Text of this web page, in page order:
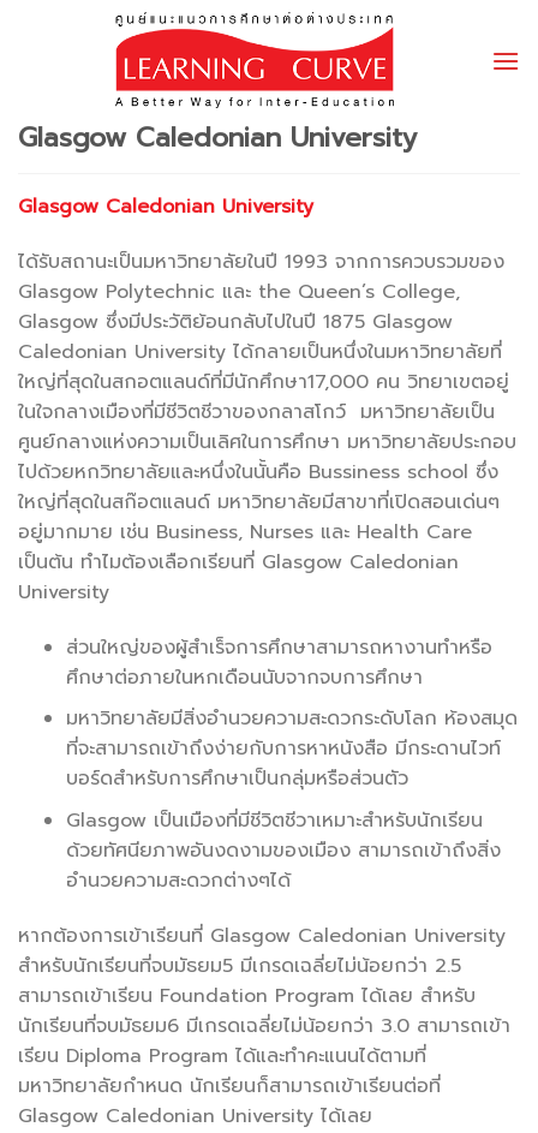
Glasgow Caledonian University
Glasgow Caledonian University
ได้รับสถานะเป็นมหาวิทยาลัยในปี 1993 จากการควบรวมของ
Glasgow Polytechnic และ the Queen’s College,
Glasgow ซึ่งมีประวัติย้อนกลับไปในปี 1875 Glasgow
Caledonian University ได้กลายเป็นหนึ่งในมหาวิทยาลัยที่
ใหญ่ที่สุดในสกอตแลนด์ที่มีนักศึกษา17,000 คน วิทยาเขตอยู่
ในใจกลางเมืองที่มีชีวิตชีวาของกลาสโกว์ มหาวิทยาลัยเป็น
ศูนย์กลางแห่งความเป็นเลิศในการศึกษา มหาวิทยาลัยประกอบ
ไปด้วยหกวิทยาลัยและหนึ่งในนั้นคือ Bussiness school ซึ่ง
ใหญ่ที่สุดในสก๊อตแลนด์ มหาวิทยาลัยมีสาขาที่เปิดสอนเด่นๆ
อยู่มากมาย เช่น Business, Nurses และ Health Care
เป็นต้น ทำไมต้องเลือกเรียนที่ Glasgow Caledonian
University
ส่วนใหญ่ของผู้สำเร็จการศึกษาสามารถหางานทำหรือ
ศึกษาต่อภายในหกเดือนนับจากจบการศึกษา
มหาวิทยาลัยมีสิ่งอำนวยความสะดวกระดับโลก ห้องสมุด
ที่จะสามารถเข้าถึงง่ายกับการหาหนังสือ มีกระดานไวท์
บอร์ดสำหรับการศึกษาเป็นกลุ่มหรือส่วนตัว
Glasgow เป็นเมืองที่มีชีวิตชีวาเหมาะสำหรับนักเรียน
ด้วยทัศนียภาพอันงดงามของเมือง สามารถเข้าถึงสิ่ง
อำนวยความสะดวกต่างๆได้
หากต้องการเข้าเรียนที่ Glasgow Caledonian University
สำหรับนักเรียนที่จบมัธยม5 มีเกรดเฉลี่ยไม่น้อยกว่า 2.5
สามารถเข้าเรียน Foundation Program ได้เลย สำหรับ
นักเรียนที่จบมัธยม6 มีเกรดเฉลี่ยไม่น้อยกว่า 3.0 สามารถเข้า
เรียน Diploma Program ได้และทำคะแนนได้ตามที่
มหาวิทยาลัยกำหนด นักเรียนก็สามารถเข้าเรียนต่อที่
Glasgow Caledonian University ได้เลย